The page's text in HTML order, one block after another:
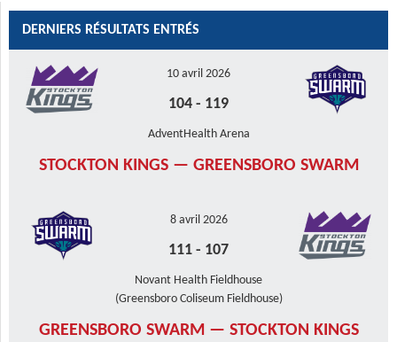
DERNIERS RÉSULTATS ENTRÉS
10 avril 2026
104 - 119
AdventHealth Arena
STOCKTON KINGS — GREENSBORO SWARM
8 avril 2026
111 - 107
Novant Health Fieldhouse
(Greensboro Coliseum Fieldhouse)
GREENSBORO SWARM — STOCKTON KINGS